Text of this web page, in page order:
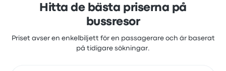
Hitta de bästa priserna på
bussresor
Priset avser en enkelbiljett för en passagerare och är baserat
på tidigare sökningar.